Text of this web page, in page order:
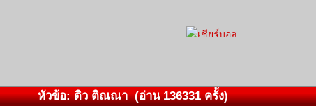
หัวข้อ: ดิว ติณณา (อ่าน 136331 ครั้ง)